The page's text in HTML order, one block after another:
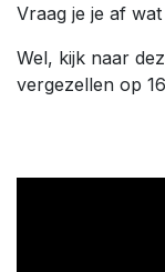
Vraag je je af
Wel, kijk naar
vergezellen op